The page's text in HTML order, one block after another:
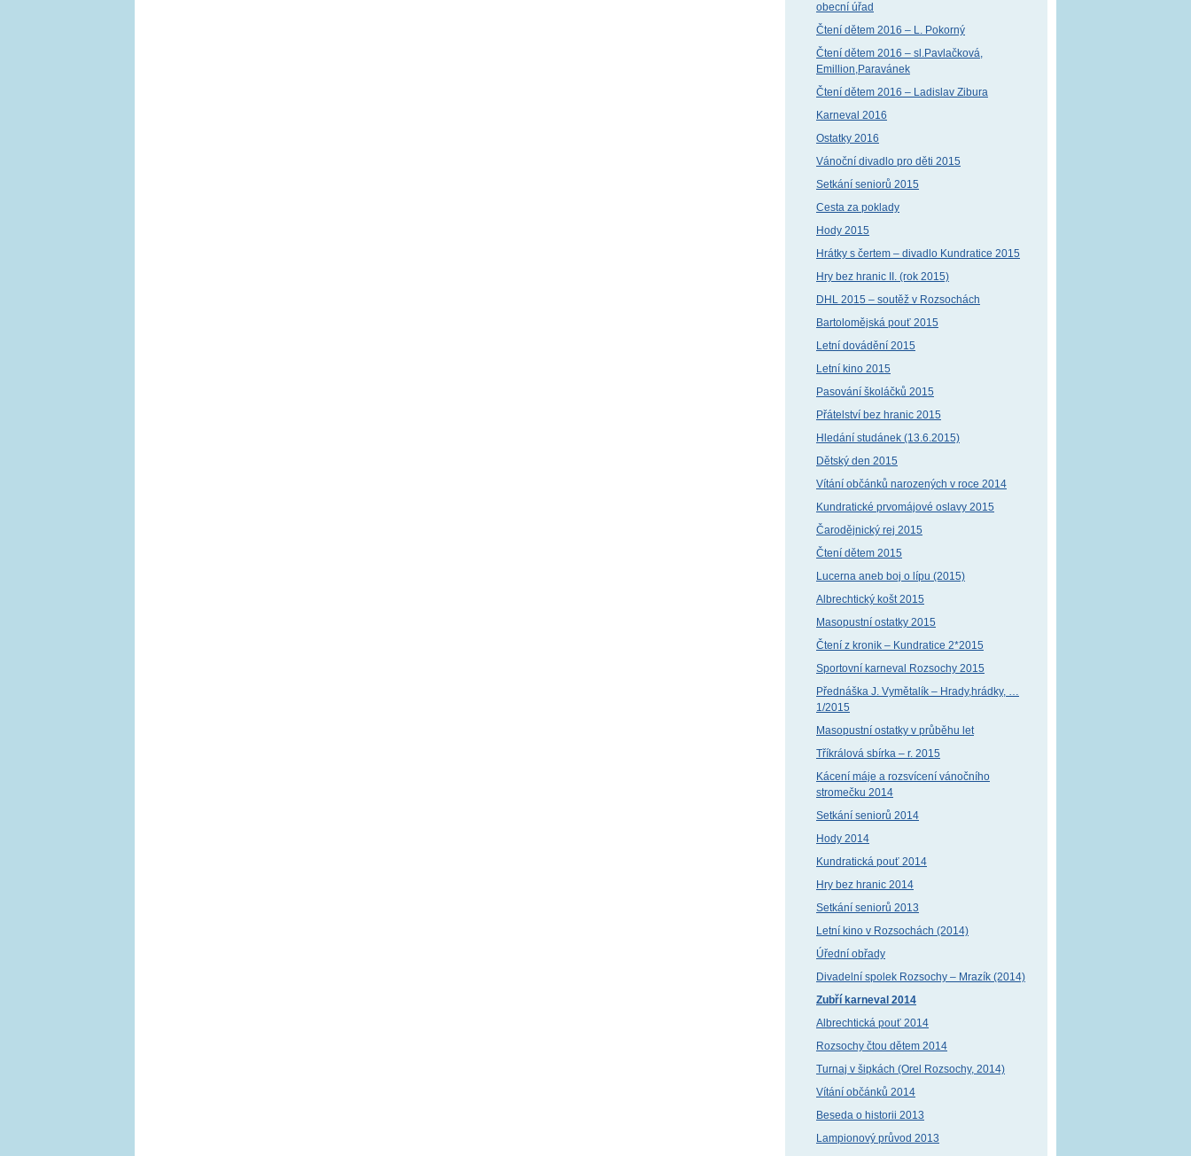
obecní úřad
Čtení dětem 2016 – L. Pokorný
Čtení dětem 2016 – sl.Pavlačková,
Emillion,Paravánek
Čtení dětem 2016 – Ladislav Zibura
Karneval 2016
Ostatky 2016
Vánoční divadlo pro děti 2015
Setkání seniorů 2015
Cesta za poklady
Hody 2015
Hrátky s čertem – divadlo Kundratice 2015
Hry bez hranic II. (rok 2015)
DHL 2015 – soutěž v Rozsochách
Bartolomějská pouť 2015
Letní dovádění 2015
Letní kino 2015
Pasování školáčků 2015
Přátelství bez hranic 2015
Hledání studánek (13.6.2015)
Dětský den 2015
Vítání občánků narozených v roce 2014
Kundratické prvomájové oslavy 2015
Čarodějnický rej 2015
Čtení dětem 2015
Lucerna aneb boj o lípu (2015)
Albrechtický košt 2015
Masopustní ostatky 2015
Čtení z kronik – Kundratice 2*2015
Sportovní karneval Rozsochy 2015
Přednáška J. Vymětalík – Hrady,hrádky, …
1/2015
Masopustní ostatky v průběhu let
Tříkrálová sbírka – r. 2015
Kácení máje a rozsvícení vánočního
stromečku 2014
Setkání seniorů 2014
Hody 2014
Kundratická pouť 2014
Hry bez hranic 2014
Setkání seniorů 2013
Letní kino v Rozsochách (2014)
Úřední obřady
Divadelní spolek Rozsochy – Mrazík (2014)
Zubří karneval 2014
Albrechtická pouť 2014
Rozsochy čtou dětem 2014
Turnaj v šipkách (Orel Rozsochy, 2014)
Vítání občánků 2014
Beseda o historii 2013
Lampionový průvod 2013